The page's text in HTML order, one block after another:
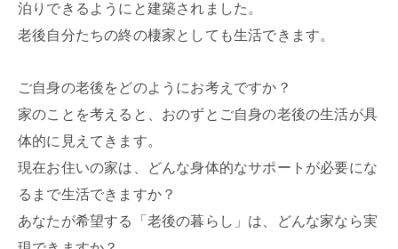
泊りできるようにと建築されました。
老後自分たちの終の棲家としても生活できます。
ご自身の老後をどのようにお考えですか？
家のことを考えると、おのずとご自身の老後の生活が具
体的に見えてきます。
現在お住いの家は、どんな身体的なサポートが必要にな
るまで生活できますか？
あなたが希望する「老後の暮らし」は、どんな家なら実